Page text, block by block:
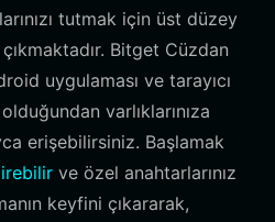
tutmak için üst düzey
Bitget Cüzdan
uygulaması ve tarayıcı
varlıklarınıza
erişebilirsiniz. Başlamak
ve özel anahtarlarınız
keyfini çıkararak,